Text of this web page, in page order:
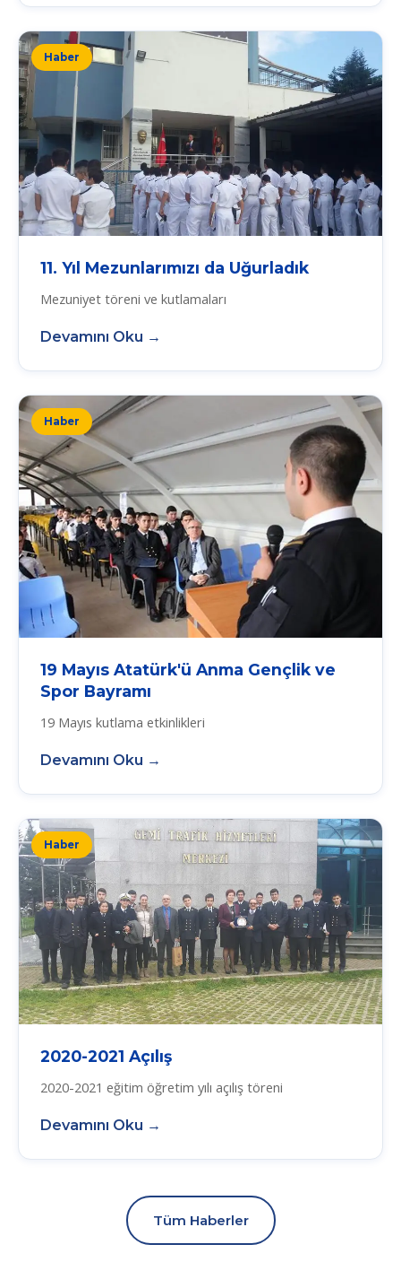
Haber
11. Yıl Mezunlarımızı da Uğurladık
Mezuniyet töreni ve kutlamaları
Devamını Oku →
Haber
19 Mayıs Atatürk'ü Anma Gençlik ve
Spor Bayramı
19 Mayıs kutlama etkinlikleri
Devamını Oku →
Haber
2020-2021 Açılış
2020-2021 eğitim öğretim yılı açılış töreni
Devamını Oku →
Tüm Haberler